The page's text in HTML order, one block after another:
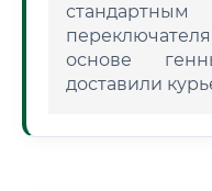
основе
доставили